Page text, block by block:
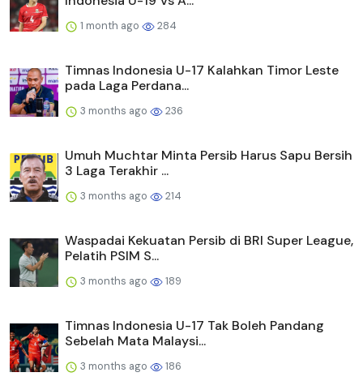
1 month ago 284
Timnas Indonesia U-17 Kalahkan Timor Leste
pada Laga Perdana...
3 months ago 236
Umuh Muchtar Minta Persib Harus Sapu Bersih
3 Laga Terakhir ...
3 months ago 214
Waspadai Kekuatan Persib di BRI Super League,
Pelatih PSIM S...
3 months ago 189
Timnas Indonesia U-17 Tak Boleh Pandang
Sebelah Mata Malaysi...
3 months ago 186